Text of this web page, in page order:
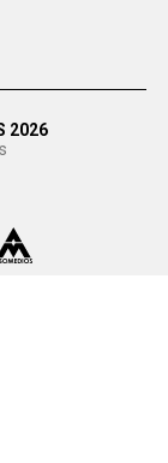
2026